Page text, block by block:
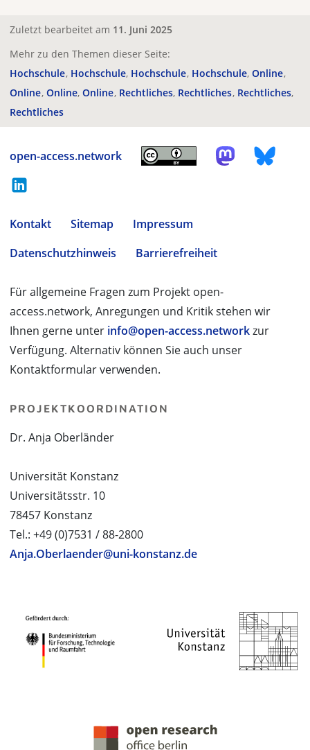
Zuletzt bearbeitet am 11. Juni 2025
Mehr zu den Themen dieser Seite:
Hochschule Hochschule Hochschule Hochschule Online
Online Online Online Rechtliches Rechtliches Rechtliches
Rechtliches
open-access.network
Kontakt Sitemap
Impressum
Datenschutzhinweis
Barrierefreiheit
Für allgemeine Fragen zum Projekt open-
access.network, Anregungen und Kritik stehen wir
Ihnen gerne unter info@open-access.networkzur
Verfügung. Alternativ können Sie auch unser
Kontaktformular verwenden.
PROJEKTKOORDINATION
Dr. Anja Oberländer
Universität Konstanz
Universitätsstr. 10
78457 Konstanz
Tel.: +49 (0)7531 / 88-2800
Anja.Oberlaender@uni-konstanz.de